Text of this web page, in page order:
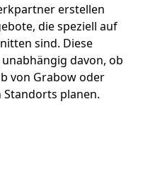
erstellen
die speziell auf
sind. Diese
davon, ob
von Grabow oder
planen.